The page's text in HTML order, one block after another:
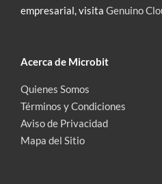
empresarial, visita Genuino
Acerca de Microbit
Quienes Somos
Términos y Condiciones
Aviso de Privacidad
Mapa del Sitio